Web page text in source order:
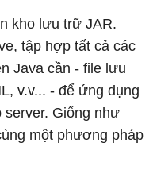
kho lưu trữ JAR.
tập hợp tất cả các
Java cần - file lưu
v.v... - để ứng dụng
server. Giống như
một phương pháp